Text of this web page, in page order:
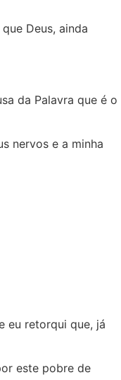
Deus, ainda
da Palavra que é o
nervos e a minha
eu retorqui que, já
este pobre de